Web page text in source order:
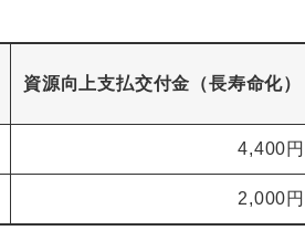
資源向上支払交付金（長寿命化）
4,400円
2,000円